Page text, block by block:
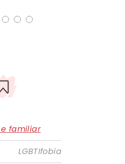
familiar
LGBTIfobia